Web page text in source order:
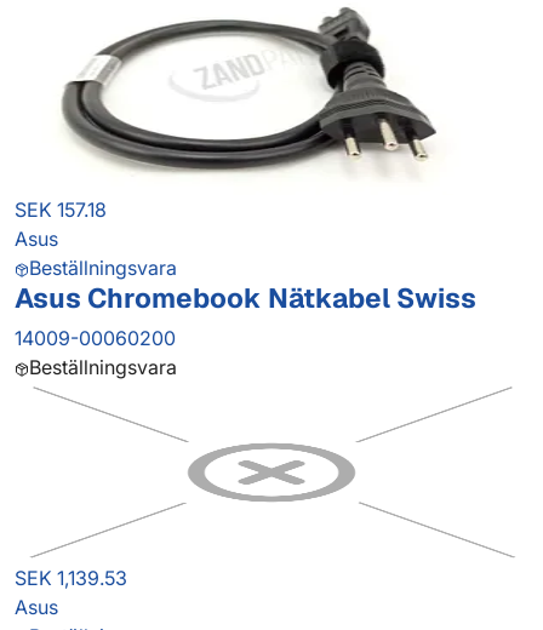
SEK 157.18
Asus
Beställningsvara
Asus Chromebook Nätkabel Swiss
14009-00060200
Beställningsvara
SEK 1,139.53
Asus